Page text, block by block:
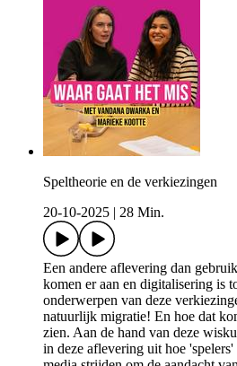
Speltheorie en de verkiezingen
20-10-2025
28 Min.
Een andere aflevering dan
komen er aan en digitalisering is
onderwerpen van deze
natuurlijk migratie! En hoe dat
zien. Aan de hand van deze
in deze aflevering uit hoe